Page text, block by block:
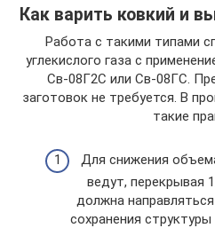
Как варить ковкий и
Работа с такими типами
углекислого газа с
Св-08Г2С или Св-08ГС.
заготовок не требуется. В
такие
Для снижения
ведут, перекрывая
должна
сохранения